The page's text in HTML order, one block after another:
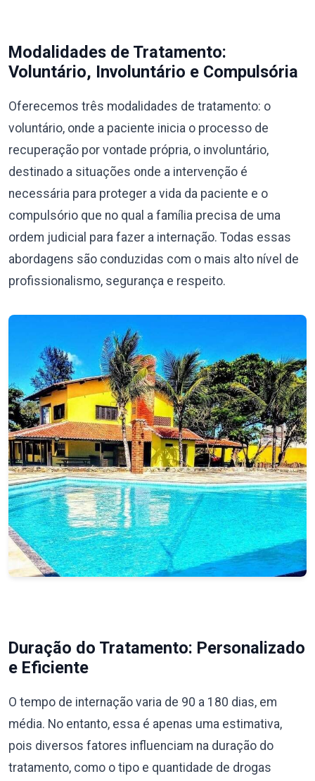
Modalidades de Tratamento:
Voluntário, Involuntário e Compulsória
Oferecemos três modalidades de tratamento: o
voluntário, onde a paciente inicia o processo de
recuperação por vontade própria, o involuntário,
destinado a situações onde a intervenção é
necessária para proteger a vida da paciente e o
compulsório que no qual a família precisa de uma
ordem judicial para fazer a internação. Todas essas
abordagens são conduzidas com o mais alto nível de
profissionalismo, segurança e respeito.
Duração do Tratamento: Personalizado
e Eficiente
O tempo de internação varia de 90 a 180 dias, em
média. No entanto, essa é apenas uma estimativa,
pois diversos fatores influenciam na duração do
tratamento, como o tipo e quantidade de drogas